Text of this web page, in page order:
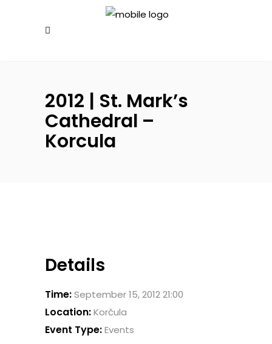
2012 | St. Mark’s
Cathedral –
Korcula
Details
Time:September 15, 2012 21:00
Location:Korčula
Event Type:Events